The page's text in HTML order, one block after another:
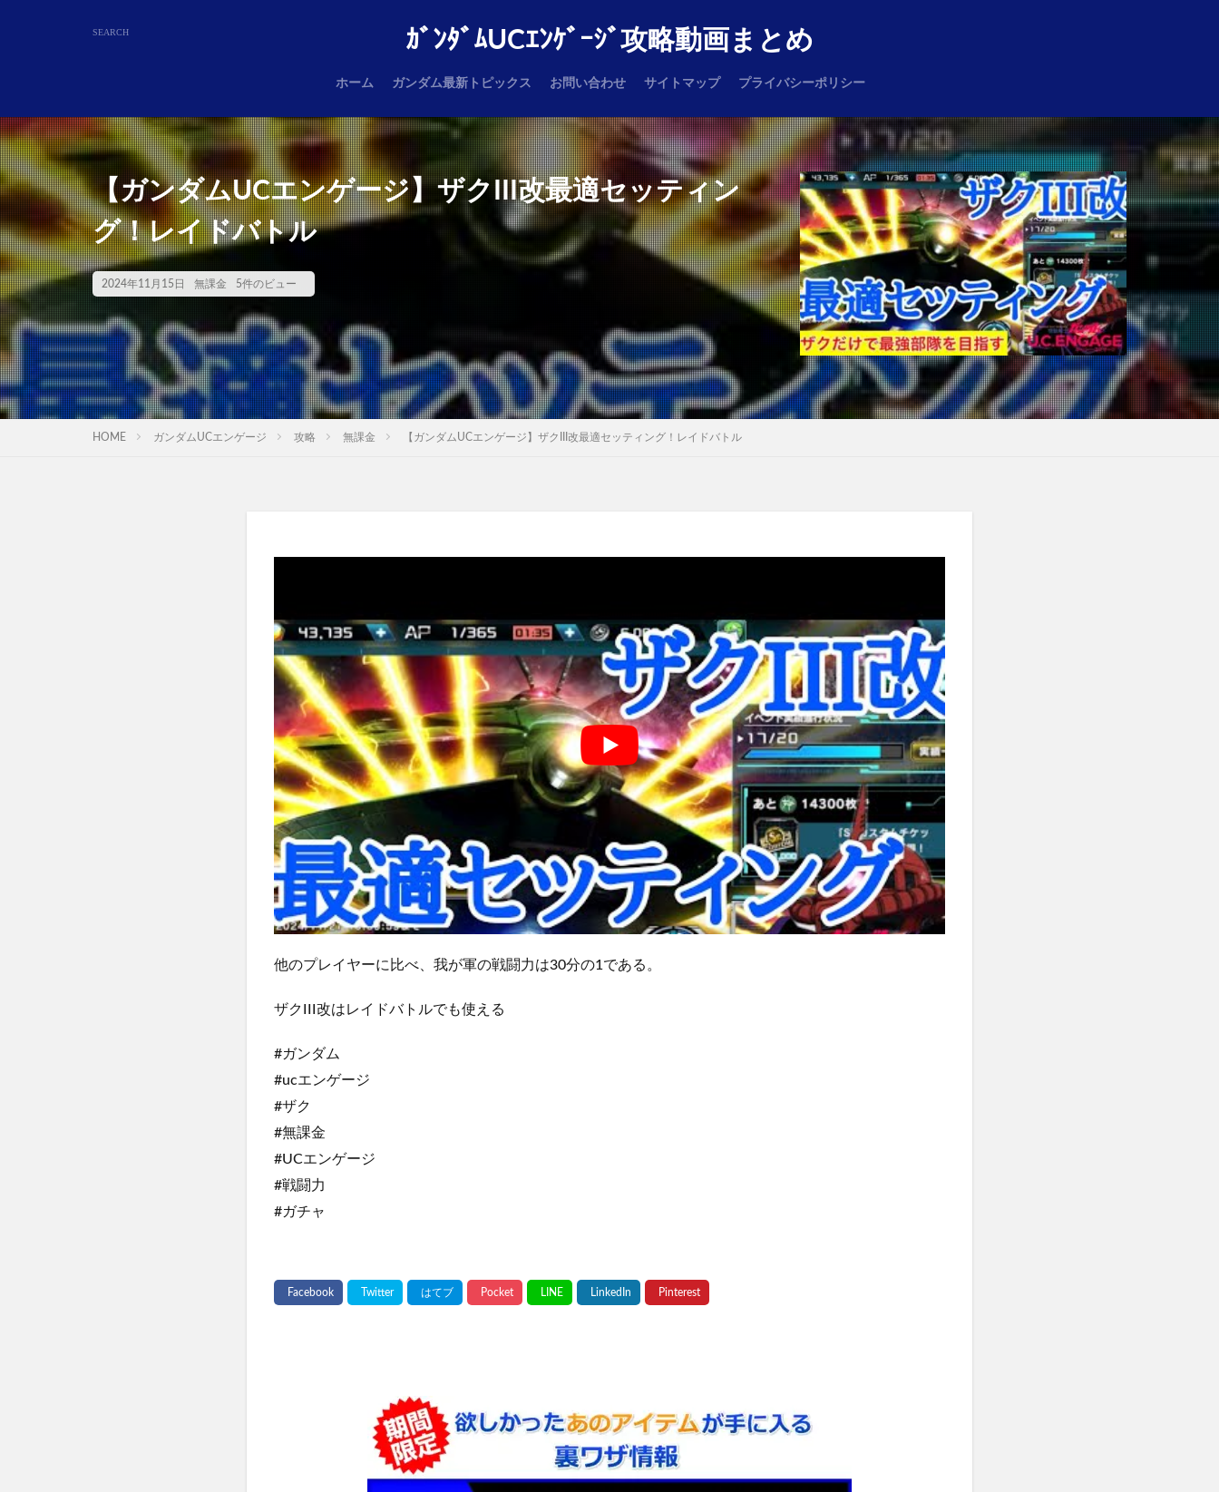
ｶﾞﾝﾀﾞﾑUCｴﾝｹﾞｰｼﾞ攻略動画まとめ
ホーム ガンダム最新トピックス お問い合わせ サイトマップ プライバシーポリシー
【ガンダムUCエンゲージ】ザクIII改最適セッティン
グ！レイドバトル
2024年11月15日 無課金 5件のビュー
HOME ガンダムUCエンゲージ 攻略 無課金 【ガンダムUCエンゲージ】ザクIII改最適セッティング！レイドバトル
他のプレイヤーに比べ、我が軍の戦闘力は30分の1である。
ザクIII改はレイドバトルでも使える
#ガンダム
#ucエンゲージ
#ザク
#無課金
#UCエンゲージ
#戦闘力
#ガチャ